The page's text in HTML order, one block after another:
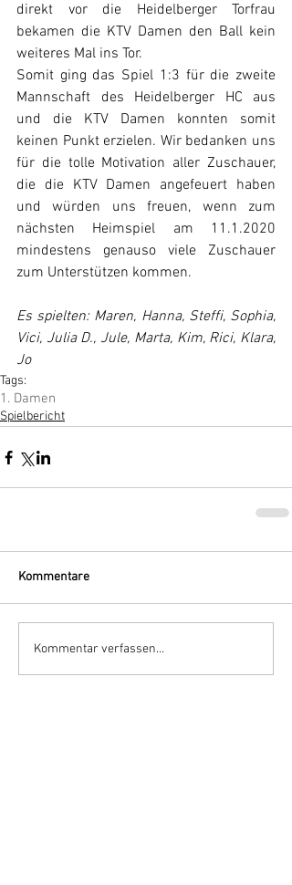
direkt vor die Heidelberger Torfrau
bekamen die KTV Damen den Ball kein
weiteres Mal ins Tor.
Somit ging das Spiel 1:3 für die zweite
Mannschaft des Heidelberger HC aus
und die KTV Damen konnten somit
keinen Punkt erzielen. Wir bedanken uns
für die tolle Motivation aller Zuschauer,
die die KTV Damen angefeuert haben
und würden uns freuen, wenn zum
nächsten Heimspiel am 11.1.2020
mindestens genauso viele Zuschauer
zum Unterstützen kommen.
Es spielten: Maren, Hanna, Steffi, Sophia,
Vici, Julia D., Jule, Marta, Kim, Rici, Klara,
Jo
Tags:
1. Damen
Spielbericht
Kommentare
Kommentar verfassen...